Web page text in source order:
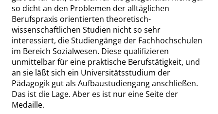
so dicht an den Problemen der alltäglichen
Berufspraxis orientierten theoretisch-
wissenschaftlichen Studien nicht so sehr
interessiert, die Studiengänge der Fachhochschulen
im Bereich Sozialwesen. Diese qualifizieren
unmittelbar für eine praktische Berufstätigkeit, und
an sie läßt sich ein Universitätsstudium der
Pädagogik gut als Aufbaustudiengang anschließen.
Das ist die Lage. Aber es ist nur eine Seite der
Medaille.